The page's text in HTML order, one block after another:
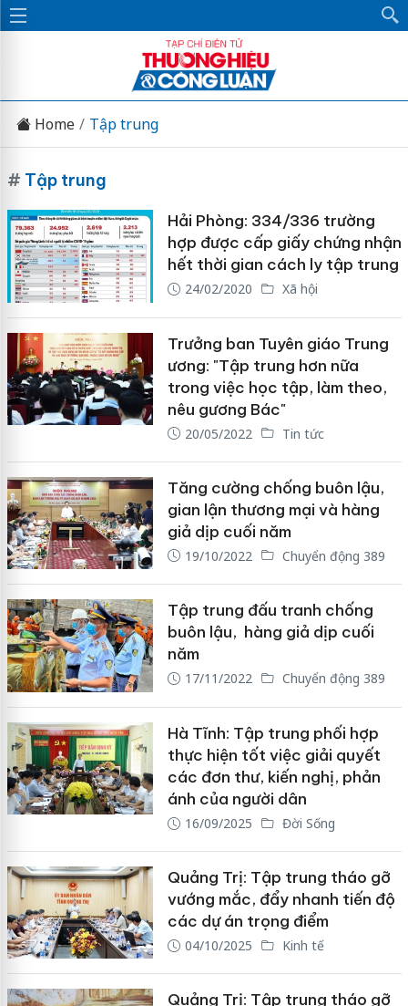
Home Tập trung
# Tập trung
Hải Phòng: 334/336 trường
hợp được cấp giấy chứng nhận
hết thời gian cách ly tập trung
24/02/2020 Xã hội
Trưởng ban Tuyên giáo Trung
ương: "Tập trung hơn nữa
trong việc học tập, làm theo,
nêu gương Bác"
20/05/2022 Tin tức
Tăng cường chống buôn lậu,
gian lận thương mại và hàng
giả dịp cuối năm
19/10/2022 Chuyển động 389
Tập trung đấu tranh chống
buôn lậu, hàng giả dịp cuối
năm
17/11/2022 Chuyển động 389
Hà Tĩnh: Tập trung phối hợp
thực hiện tốt việc giải quyết
các đơn thư, kiến nghị, phản
ánh của người dân
16/09/2025 Đời Sống
Quảng Trị: Tập trung tháo gỡ
vướng mắc, đẩy nhanh tiến độ
các dự án trọng điểm
04/10/2025 Kinh tế
Quảng Trị: Tập trung tháo gỡ